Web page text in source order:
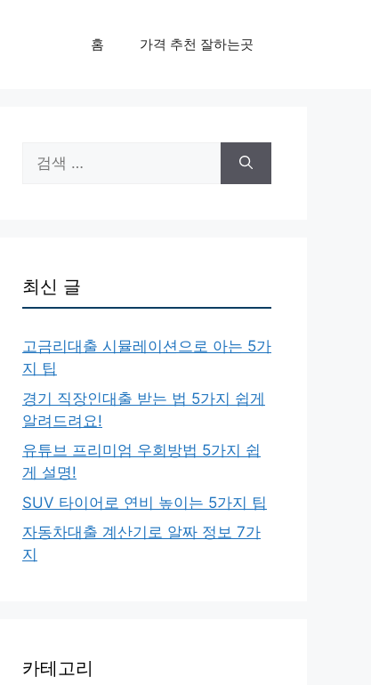
홈 가격 추천 잘하는곳
색:
최신 글
고금리대출 시뮬레이션으로 아는 5가
지 팁
경기 직장인대출 받는 법 5가지 쉽게
알려드려요!
유튜브 프리미엄 우회방법 5가지 쉽
게 설명!
SUV 타이어로 연비 높이는 5가지 팁
자동차대출 계산기로 알짜 정보 7가
지
카테고리